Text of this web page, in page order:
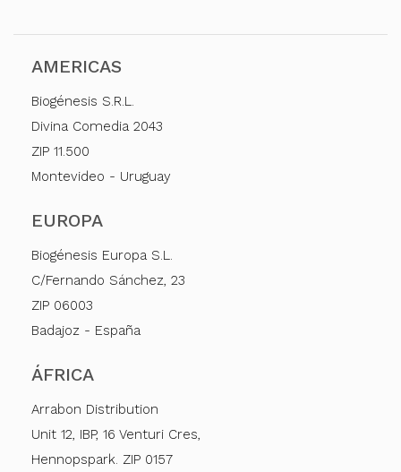
AMERICAS
Biogénesis S.R.L.
Divina Comedia 2043
ZIP 11.500
Montevideo - Uruguay
EUROPA
Biogénesis Europa S.L.
C/Fernando Sánchez, 23
ZIP 06003
Badajoz - España
ÁFRICA
Arrabon Distribution
Unit 12, IBP, 16 Venturi Cres,
Hennopspark. ZIP 0157